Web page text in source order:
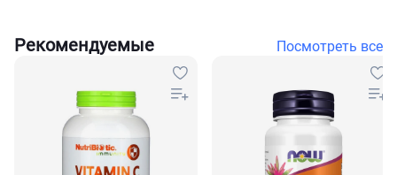
Рекомендуемые Посмотреть все